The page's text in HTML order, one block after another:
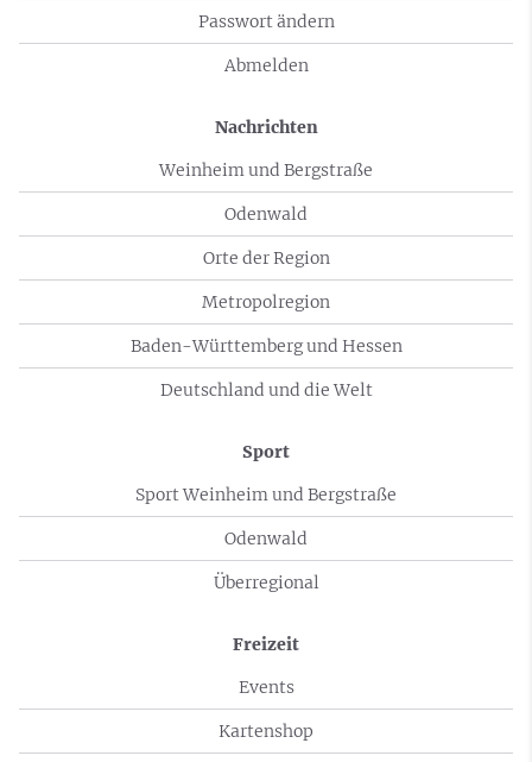
Passwort ändern
Abmelden
Nachrichten
Weinheim und Bergstraße
Odenwald
Orte der Region
Metropolregion
Baden-Württemberg und Hessen
Deutschland und die Welt
Sport
Sport Weinheim und Bergstraße
Odenwald
Überregional
Freizeit
Events
Kartenshop